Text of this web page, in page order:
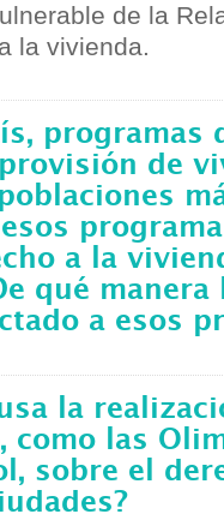
de la
la vivienda.
programas
de
a la
qué
a esos
la
como las
sobre el